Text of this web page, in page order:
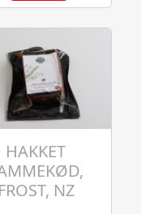
HAKKET
FROST, NZ